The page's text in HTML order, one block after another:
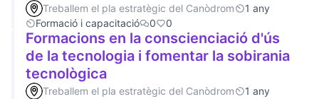
Treballem el pla estratègic del Canòdrom
1 any
Formació i capacitació
0 0
Formacions en la conscienciació d'ús
de la tecnologia i fomentar la sobirania
tecnològica
Treballem el pla estratègic del Canòdrom
1 any